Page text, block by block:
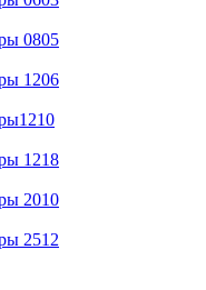
0805
1206
1218
2010
2512